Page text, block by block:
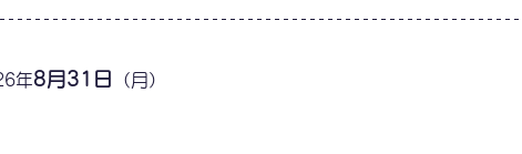
年8月31日 （月）